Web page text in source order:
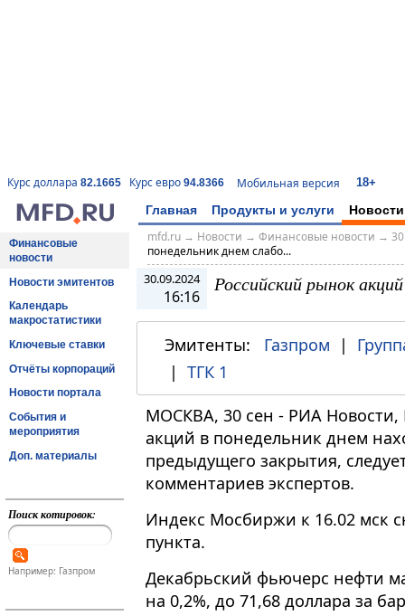
Курс доллара 82.1665 Курс евро 94.8366 Мобильная версия 18+
Главная Продукты и услуги Новости
Финансовые
новости
Новости эмитентов
Календарь
макростатистики
Ключевые ставки
Отчёты корпораций
Новости портала
События и
мероприятия
Доп. материалы
Поиск котировок:
Например: Газпром
mfd.ru→ Новости → Финансовые новости →
понедельник днем слабо...
30.09.2024
16:16
Российский рынок
Эмитенты: Газпром |
| ТГК 1
МОСКВА, 30 сен - РИА
акций в понедельник днем
предыдущего закрытия,
комментариев экспертов.
Индекс Мосбиржи к 16​​​.02 мск
пункта.
Декабрьский фьючерс нефти
на 0,2%, до 71,68 доллара за